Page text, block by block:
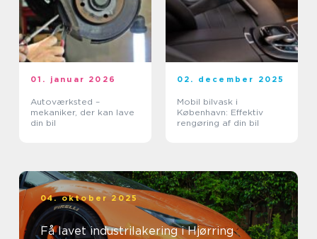
01. januar 2026
Autoværksted –
mekaniker, der kan lave
din bil
02. december 2025
Mobil bilvask i
København: Effektiv
rengøring af din bil
04. oktober 2025
Få lavet industrilakering i Hjørring